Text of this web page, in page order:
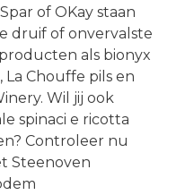
of OKay staan
druif of onvervalste
als bionyx
Chouffe pils en
Wil jij ook
spinaci e ricotta
Controleer nu
Steenoven